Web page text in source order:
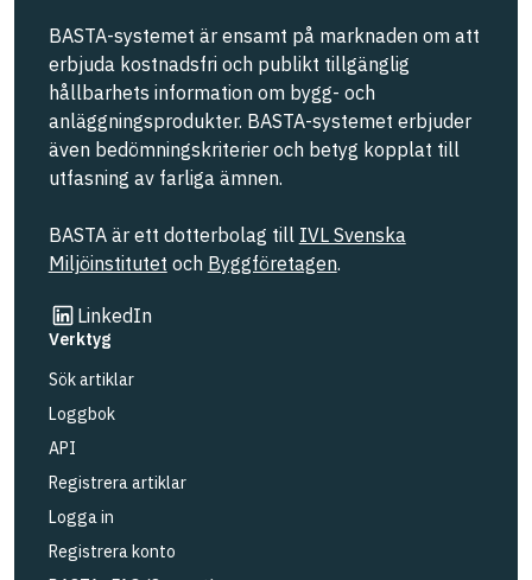
BASTA-systemet är ensamt på marknaden om att
erbjuda kostnadsfri och publikt tillgänglig
hållbarhets information om bygg- och
anläggningsprodukter. BASTA-systemet erbjuder
även bedömningskriterier och betyg kopplat till
utfasning av farliga ämnen.
BASTA är ett dotterbolag till IVL Svenska
Miljöinstitutet och Byggföretagen.
LinkedIn
Länk till annan webbplats
Verktyg
Sök artiklar
Loggbok
API
Registrera artiklar
Logga in
Registrera konto